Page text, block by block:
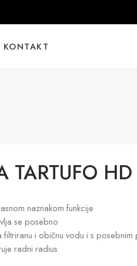
KONTAKT
TARTUFO HD
naznakom funkcije
se posebno
i običnu vodu i s posebnim
radni radius